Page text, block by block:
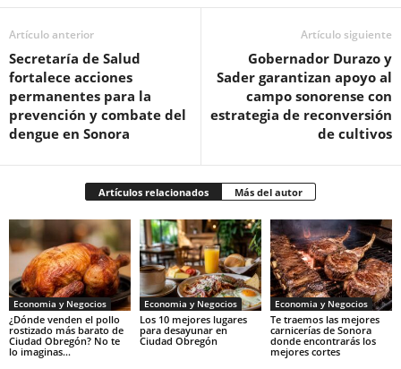
Artículo anterior
Secretaría de Salud
fortalece acciones
permanentes para la
prevención y combate del
dengue en Sonora
Artículo siguiente
Gobernador Durazo y
Sader garantizan apoyo al
campo sonorense con
estrategia de reconversión
de cultivos
Artículos relacionados Más del autor
Economia y Negocios
¿Dónde venden el pollo
rostizado más barato de
Ciudad Obregón? No te
lo imaginas…
Economia y Negocios
Los 10 mejores lugares
para desayunar en
Ciudad Obregón
Economia y Negocios
Te traemos las mejores
carnicerías de Sonora
donde encontrarás los
mejores cortes